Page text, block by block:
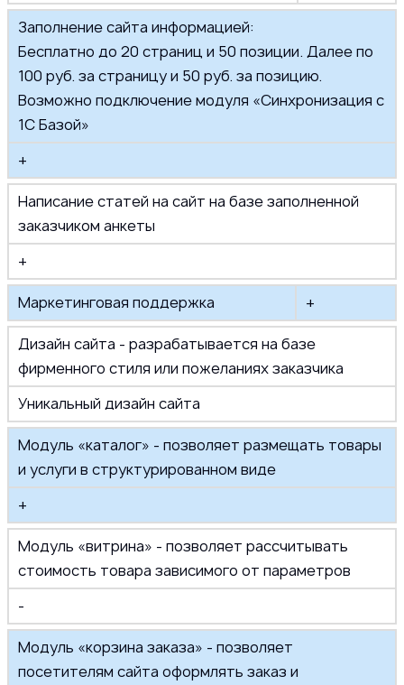
Заполнение сайта информацией:
Бесплатно до 20 страниц и 50 позиции. Далее по
100 руб. за страницу и 50 руб. за позицию.
Возможно подключение модуля «Синхронизация с
1С Базой»
+
Написание статей на сайт на базе заполненной
заказчиком анкеты
+
Маркетинговая поддержка +
Дизайн сайта - разрабатывается на базе
фирменного стиля или пожеланиях заказчика
Уникальный дизайн сайта
Модуль «каталог» - позволяет размещать товары
и услуги в структурированном виде
+
Модуль «витрина» - позволяет рассчитывать
стоимость товара зависимого от параметров
-
Модуль «корзина заказа» - позволяет
посетителям сайта оформлять заказ и